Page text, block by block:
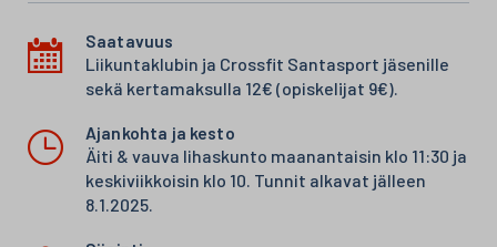
Saatavuus
Liikuntaklubin ja Crossfit Santasport jäsenille
sekä kertamaksulla 12€ (opiskelijat 9€).
Ajankohta ja kesto
Äiti & vauva lihaskunto maanantaisin klo 11:30 ja
keskiviikkoisin klo 10. Tunnit alkavat jälleen
8.1.2025.